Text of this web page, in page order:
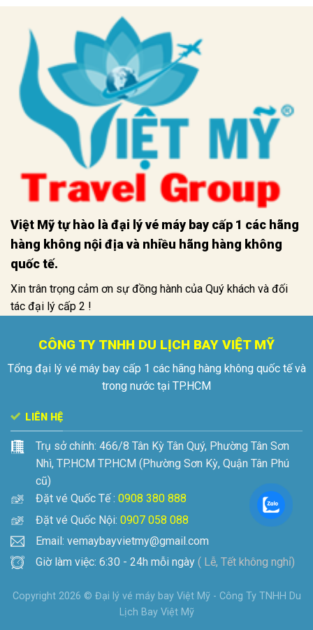
Việt Mỹ tự hào là đại lý vé máy bay cấp 1 các hãng
hàng không nội địa và nhiều hãng hàng không
quốc tế.
Xin trân trọng cảm ơn sự đồng hành của Quý khách và đối
tác đại lý cấp 2 !
CÔNG TY TNHH DU LỊCH BAY VIỆT MỸ
Tổng đại lý vé máy bay cấp 1 các hãng hàng không quốc tế và
trong nước tại TP.HCM
LIÊN HỆ
Trụ sở chính: 466/8 Tân Kỳ Tân Quý, Phường Tân Sơn
Nhì, TP.HCM TP.HCM (Phường Sơn Kỳ, Quận Tân Phú
cũ)
Đặt vé Quốc Tế : 0908 380 888
Đặt vé Quốc Nội: 0907 058 088
Email: vemaybayvietmy@gmail.com
Giờ làm việc: 6:30 - 24h mỗi ngày ( Lễ, Tết không nghỉ)
Copyright 2026 © Đại lý vé máy bay Việt Mỹ - Công Ty TNHH Du
Lịch Bay Việt Mỹ